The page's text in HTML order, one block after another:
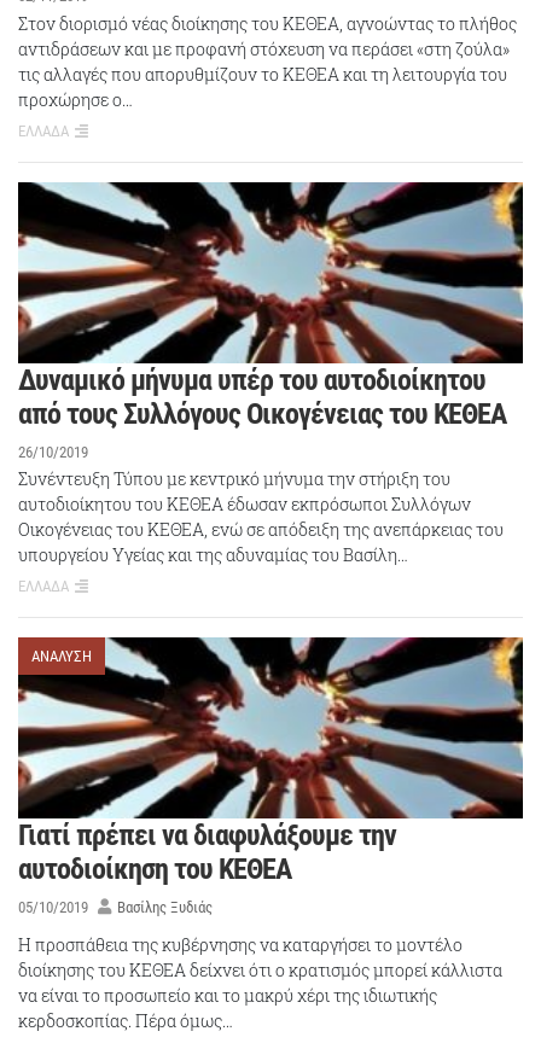
Στον διορισμό νέας διοίκησης του ΚΕΘΕΑ, αγνοώντας το πλήθος
αντιδράσεων και με προφανή στόχευση να περάσει «στη ζούλα»
τις αλλαγές που απορυθμίζουν το ΚΕΘΕΑ και τη λειτουργία του
προχώρησε ο…
ΕΛΛΑΔΑ
Δυναμικό μήνυμα υπέρ του αυτοδιοίκητου
από τους Συλλόγους Οικογένειας του ΚΕΘΕΑ
26/10/2019
Συνέντευξη Τύπου με κεντρικό μήνυμα την στήριξη του
αυτοδιοίκητου του ΚΕΘΕΑ έδωσαν εκπρόσωποι Συλλόγων
Οικογένειας του ΚΕΘΕΑ, ενώ σε απόδειξη της ανεπάρκειας του
υπουργείου Υγείας και της αδυναμίας του Βασίλη…
ΕΛΛΑΔΑ
ΑΝΑΛΥΣΗ
Γιατί πρέπει να διαφυλάξουμε την
αυτοδιοίκηση του ΚΕΘΕΑ
05/10/2019 Βασίλης Ξυδιάς
Η προσπάθεια της κυβέρνησης να καταργήσει το μοντέλο
διοίκησης του ΚΕΘΕΑ δείχνει ότι ο κρατισμός μπορεί κάλλιστα
να είναι το προσωπείο και το μακρύ χέρι της ιδιωτικής
κερδοσκοπίας. Πέρα όμως…